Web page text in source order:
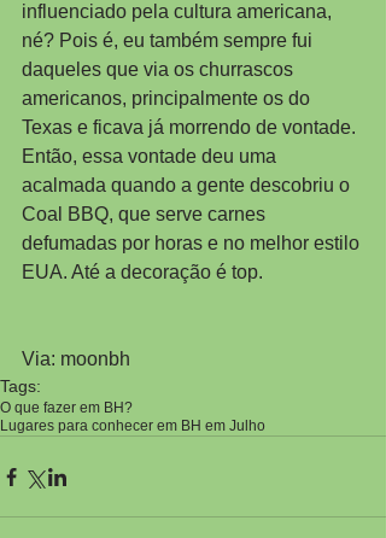
influenciado pela cultura americana,
né? Pois é, eu também sempre fui
daqueles que via os churrascos
americanos, principalmente os do
Texas e ficava já morrendo de vontade.
Então, essa vontade deu uma
acalmada quando a gente descobriu o
Coal BBQ, que serve carnes
defumadas por horas e no melhor estilo
EUA. Até a decoração é top.
Via: moonbh
Tags:
O que fazer em BH?
Lugares para conhecer em BH em Julho